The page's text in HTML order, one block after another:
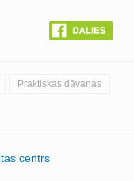
Praktiskas dāvanas
centrs